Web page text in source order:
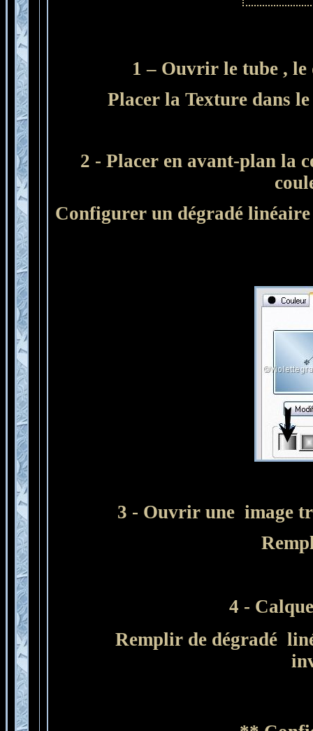
1 – Ouvrir le tube ,
Placer la Texture dans
2 - Placer en avant-plan la
Configurer un dégradé
3 - Ouvrir une image
4 -
Remplir de dégradé